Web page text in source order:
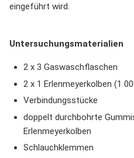
eingeführt wird.
Untersuchungsmaterialien
2 x 3 Gaswaschflaschen
2 x 1 Erlenmeyerkolben (1
Verbindungsstücke
doppelt durchbohrte
Erlenmeyerkolben
Schlauchklemmen